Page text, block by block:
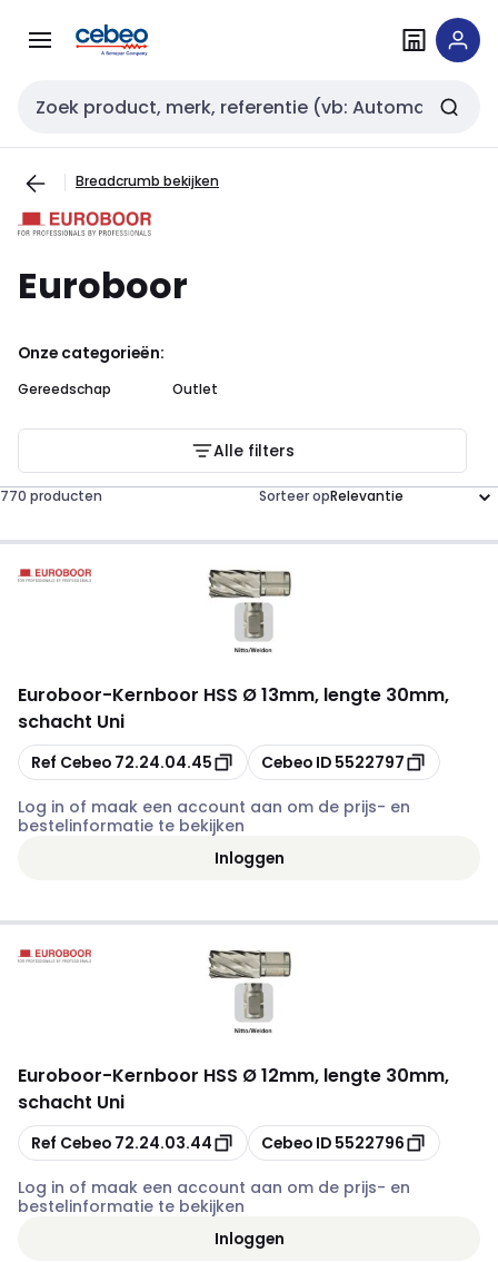
naar
naar
Zoekveld invoer
Breadcrumb bekijken
Euroboor
Onze categorieën:
Gereedschap Outlet
Alle filters
770 producten Sorteer op
Euroboor-Kernboor HSS Ø 13mm, lengte 30mm,
schacht Uni
Kopiëren
Ref Cebeo 72.24.04.45 Kopiëren
Cebeo ID 5522797
Log in of maak een account aan om de prijs- en
bestelinformatie te bekijken
Inloggen
Euroboor-Kernboor HSS Ø 12mm, lengte 30mm,
schacht Uni
Kopiëren
Ref Cebeo 72.24.03.44 Kopiëren
Cebeo ID 5522796
Log in of maak een account aan om de prijs- en
bestelinformatie te bekijken
Inloggen